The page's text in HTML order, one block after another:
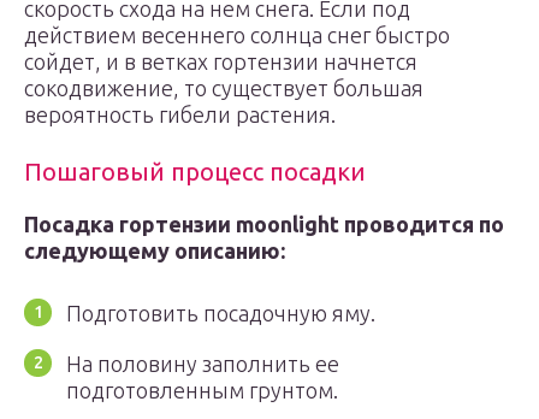
скорость схода на нем снега. Если под
действием весеннего солнца снег быстро
сойдет, и в ветках гортензии начнется
сокодвижение, то существует большая
вероятность гибели растения.
Пошаговый процесс посадки
Посадка гортензии moonlight проводится по
следующему описанию:
Подготовить посадочную яму.
На половину заполнить ее
подготовленным грунтом.